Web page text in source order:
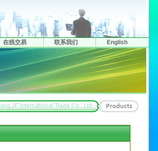
在线交易 联系我们 English